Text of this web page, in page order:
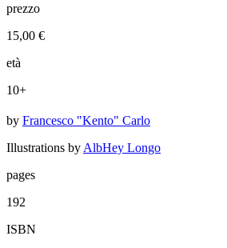
prezzo
15,00 €
età
10+
by Francesco "Kento" Carlo
Illustrations by AlbHey Longo
pages
192
ISBN